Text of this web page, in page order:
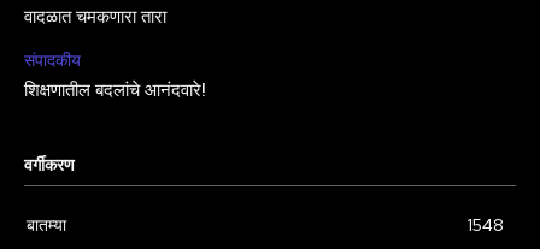
वादळात चमकणारा तारा
संपादकीय
शिक्षणातील बदलांचे आनंदवारे!
वर्गीकरण
बातम्या
1548